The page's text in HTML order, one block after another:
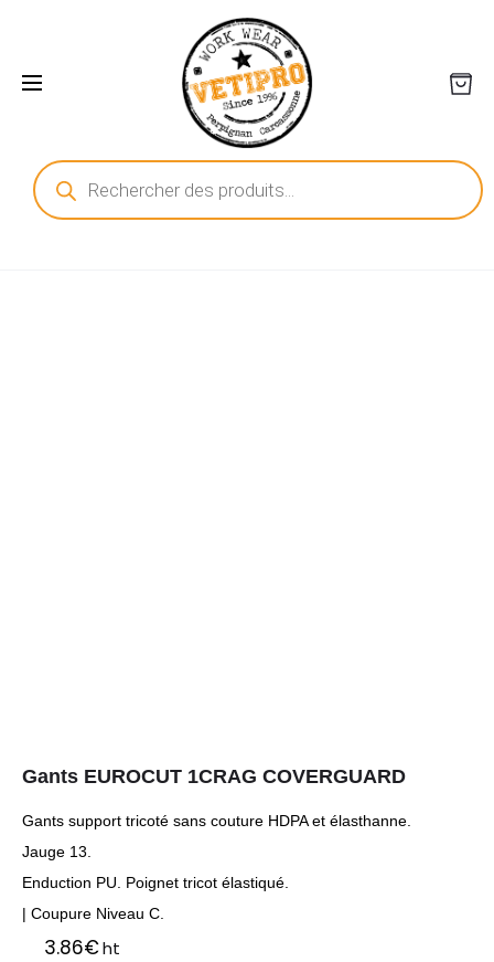
Recherche
de
produits
Gants EUROCUT 1CRAG COVERGUARD
Gants support tricoté sans couture HDPA et élasthanne.
Jauge 13.
Enduction PU. Poignet tricot élastiqué.
| Coupure Niveau C.
3.86€ht